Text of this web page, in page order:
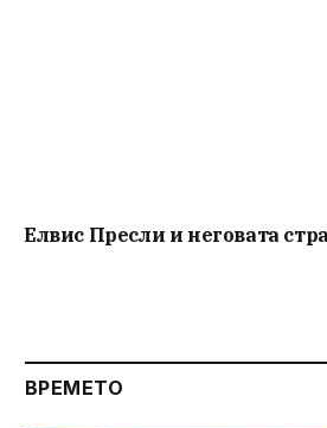
Елвис Пресли и неговата
ВРЕМЕТО